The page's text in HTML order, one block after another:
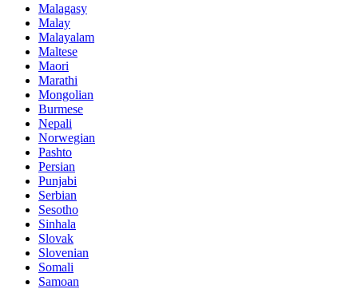
Malagasy
Malay
Malayalam
Maltese
Maori
Marathi
Mongolian
Burmese
Nepali
Norwegian
Pashto
Persian
Punjabi
Serbian
Sesotho
Sinhala
Slovak
Slovenian
Somali
Samoan